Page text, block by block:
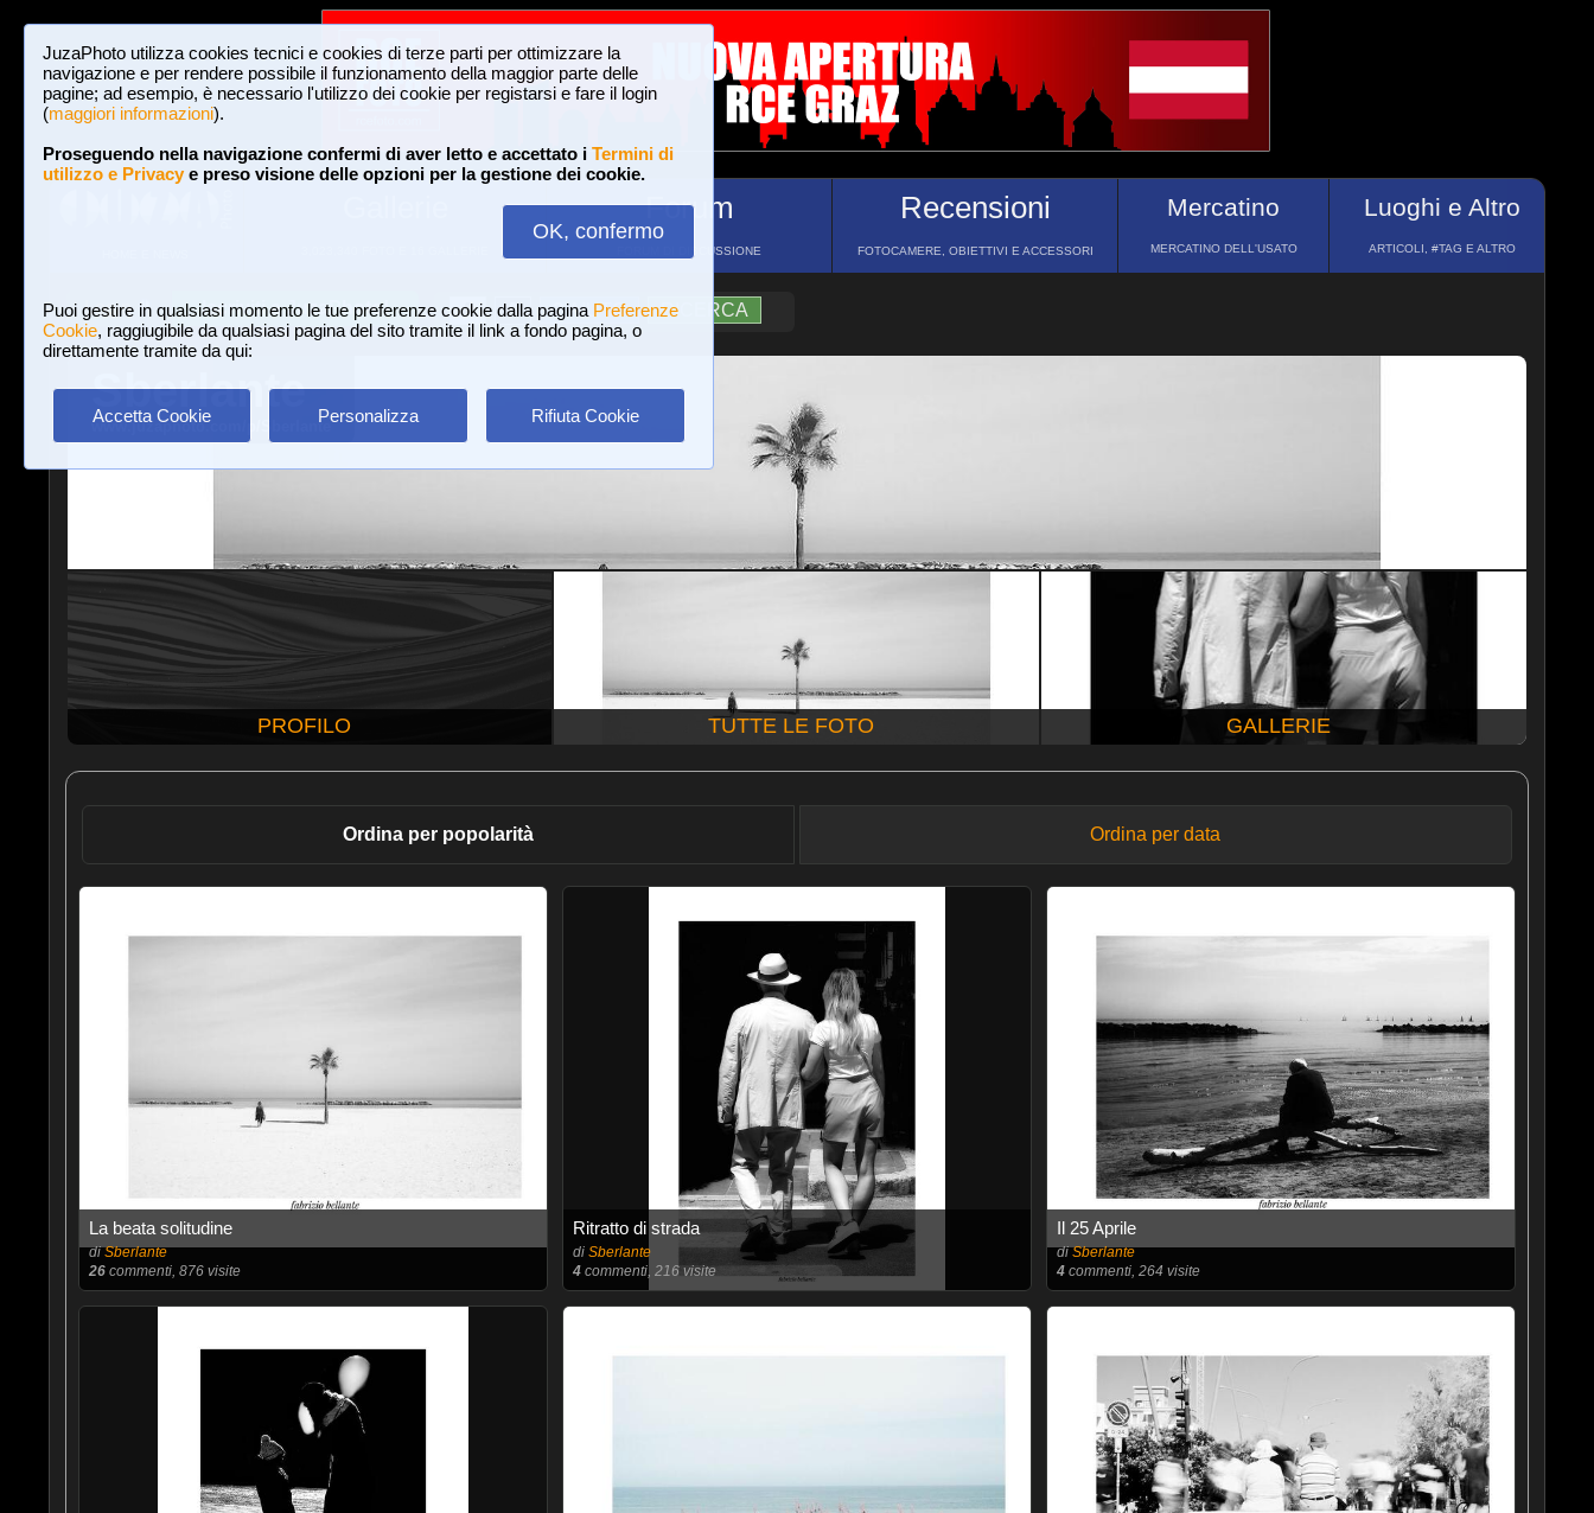
JuzaPhoto utilizza cookies tecnici e cookies di terze parti per ottimizzare la
navigazione e per rendere possibile il funzionamento della maggior parte delle
pagine; ad esempio, è necessario l'utilizzo dei cookie per registarsi e fare il login
(maggiori informazioni).
Proseguendo nella navigazione confermi di aver letto e accettato i Termini di
utilizzo e Privacye preso visione delle opzioni per la gestione dei cookie.
OK, confermo
Puoi gestire in qualsiasi momento le tue preferenze cookie dalla pagina Preferenze
Cookie, raggiugibile da qualsiasi pagina del sito tramite il link a fondo pagina, o
direttamente tramite da qui:
Accetta Cookie Personalizza Rifiuta Cookie
Forum
FORUM DI DISCUSSIONE
Recensioni
FOTOCAMERE, OBIETTIVI E ACCESSORI
Mercatino
MERCATINO DELL'USATO
Luoghi e Altro
ARTICOLI, #TAG E ALTRO
Login Iscriviti a JuzaPhoto! A A ?AIUTO RICERCA
Sberlante
www.juzaphoto.com/p/Sberlante
PROFILO TUTTE LE FOTO GALLERIE
Ordina per popolarità Ordina per data
La beata solitudine
diSberlante
26commenti, 876 visite
Ritratto di strada
di Sberlante
4commenti, 216 visite
Il 25 Aprile
diSberlante
4 commenti, 264 visite